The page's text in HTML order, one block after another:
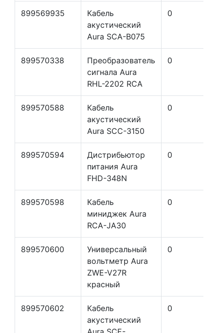
899569935
Кабель
акустический
Aura SCA-B075
0
899570338
Преобразователь
сигнала Aura
RHL-2202 RCA
0
899570588
Кабель
акустический
Aura SCC-3150
0
899570594
Дистрибьютор
питания Aura
FHD-348N
0
899570598
Кабель
миниджек Aura
RCA-JA30
0
899570600
Универсальный
вольтметр Aura
ZWE-V27R
красный
0
899570602
Кабель
акустический
0